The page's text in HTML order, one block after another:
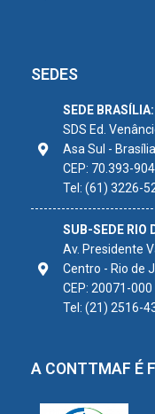
SEDES
SEDE BRASÍLIA:
SDS Ed.
Asa Sul -
CEP: 70.393-904
Tel: (61) 3226-
SUB-SEDE RIO
Av. Presidente
Centro - Rio de
CEP: 20071-000
Tel: (21) 2516-
A CONTTMAF É